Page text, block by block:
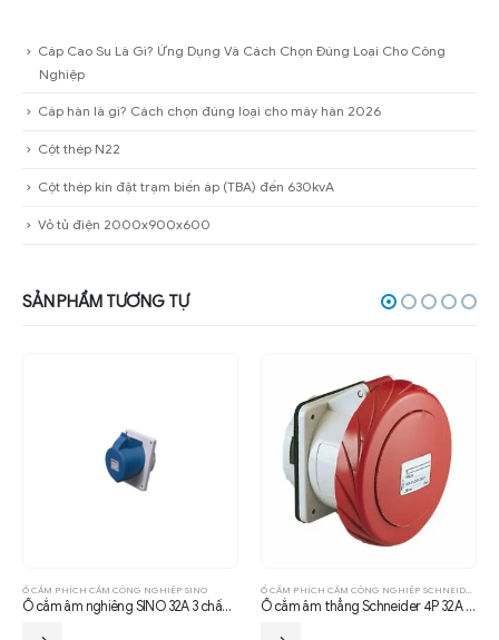
Cáp Cao Su Là Gì? Ứng Dụng Và Cách Chọn Đúng Loại Cho Công
Nghiệp
Cáp hàn là gì? Cách chọn đúng loại cho máy hàn 2026
Cột thép N22
Cột thép kín đặt trạm biến áp (TBA) đến 630kvA
Vỏ tủ điện 2000x900x600
SẢN PHẨM TƯƠNG TỰ
Ổ cắm âm thẳng Schneider 4P 32A 6H IP67 Ổ cắm gắn tường Schneider 3P 32A 6H IP67